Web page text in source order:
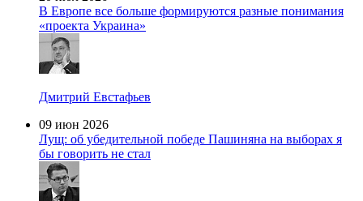
В Европе все больше формируются разные понимания
«проекта Украина»
Дмитрий Евстафьев
09 июн 2026
Лущ: об убедительной победе Пашиняна на выборах я
бы говорить не стал